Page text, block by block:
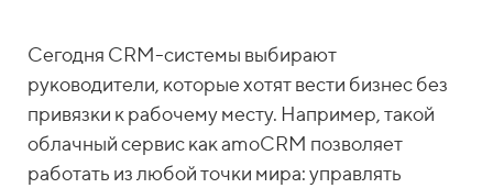
Сегодня CRM-системы выбирают
руководители, которые хотят вести бизнес без
привязки к рабочему месту. Например, такой
облачный сервис как amoCRM позволяет
работать из любой точки мира: управлять